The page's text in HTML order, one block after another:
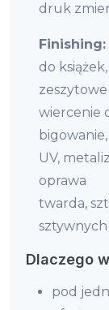
druk
Finishing:
do
wiercenie
UV,
oprawa
twarda,
sztywnych
Dlaczego
pod